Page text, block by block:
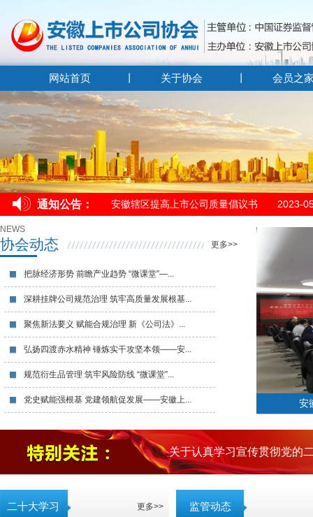
网站首页 关于协会 会员之
通知公告：
安徽辖区提高上市公司​质量倡议书​ 2023-
安徽辖区提高上市公司​质量倡议书​ 2023-
安徽辖区提高上市公司​质量倡议书​ 2023-
NEWS
协会动态 更多>>
把脉经济形势 前瞻产业趋势 “微课堂”—...
深耕挂牌公司规范治理 筑牢高质量发展根基...
聚焦新法要义 赋能合规治理 新《公司法》...
弘扬四渡赤水精神 锤炼实干攻坚本领——安...
规范衍生品管理 筑牢风险防线 “微课堂”...
党史赋能强根基 党建领航促发展——安徽上... 安
报告 中共中央关于认真学习宣传贯彻党的
二十大学习 更多>> 监管动态